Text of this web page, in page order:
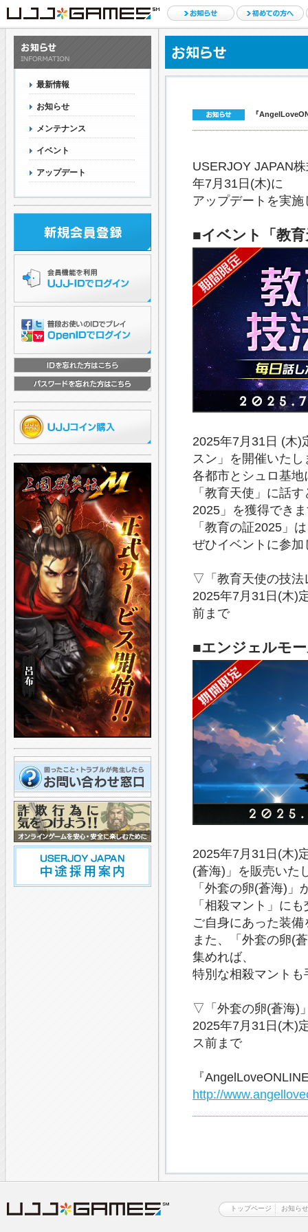
最新情報
お知らせ
メンテナンス
イベント
アップデート
『
USERJOY JAPAN
年7月31日(木)に
アップデートを実
■イベント「教
2025年7月31日 (木)
スン」を開催いたし
各都市とシュロ基
「教育天使」に話
2025」を獲得でき
「教育の証2025」
ぜひイベントに参
▽「教育天使の技法
2025年7月31日(木)
前まで
■エンジェルモ
2025年7月31日(木)
(蒼海)」を販売いた
「外套の卵(蒼海)
「相殺マント」に
ご自身にあった装
また、「外套の卵(
集めれば、
特別な相殺マント
▽「外套の卵(蒼海)
2025年7月31日(木)
ス前まで
『
http://
トップページ お知らせ